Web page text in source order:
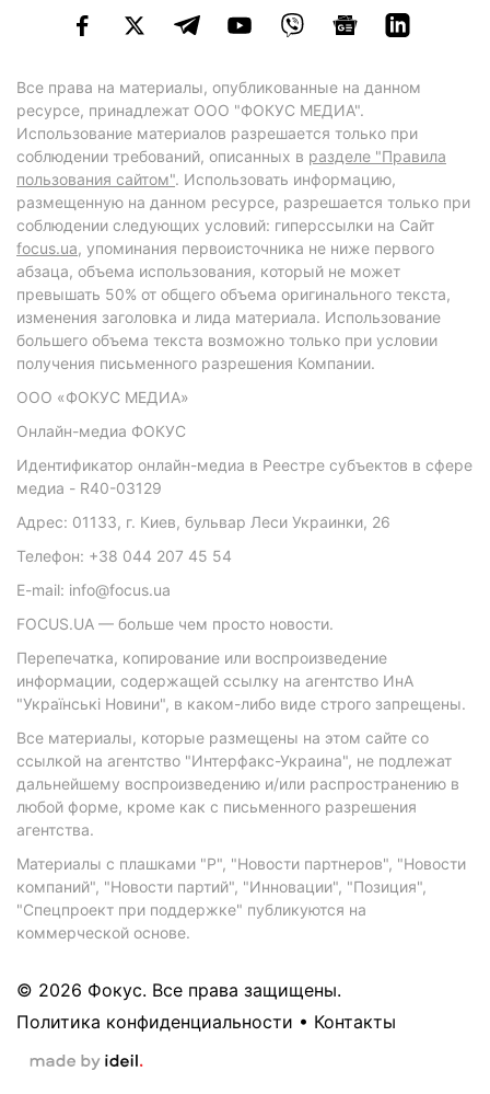
Все права на материалы, опубликованные на данном
ресурсе, принадлежат ООО "ФОКУС МЕДИА".
Использование материалов разрешается только при
соблюдении требований, описанных в разделе "Правила
пользования сайтом". Использовать информацию,
размещенную на данном ресурсе, разрешается только при
соблюдении следующих условий: гиперссылки на Сайт
focus.ua, упоминания первоисточника не ниже первого
абзаца, объема использования, который не может
превышать 50% от общего объема оригинального текста,
изменения заголовка и лида материала. Использование
большего объема текста возможно только при условии
получения письменного разрешения Компании.
ООО «ФОКУС МЕДИА»
Онлайн-медиа ФОКУС
Идентификатор онлайн-медиа в Реестре субъектов в сфере
медиа - R40-03129
Адрес: 01133, г. Киев, бульвар Леси Украинки, 26
Телефон: +38 044 207 45 54
E-mail: info@focus.ua
FOCUS.UA — больше чем просто новости.
Перепечатка, копирование или воспроизведение
информации, содержащей ссылку на агентство ИнА
"Українські Новини", в каком-либо виде строго запрещены.
Все материалы, которые размещены на этом сайте со
ссылкой на агентство "Интерфакс-Украина", не подлежат
дальнейшему воспроизведению и/или распространению в
любой форме, кроме как с письменного разрешения
агентства.
Материалы с плашками "Р", "Новости партнеров", "Новости
компаний", "Новости партий", "Инновации", "Позиция",
"Спецпроект при поддержке" публикуются на
коммерческой основе.
© 2026 Фокус. Все права защищены.
Политика конфиденциальности • Контакты